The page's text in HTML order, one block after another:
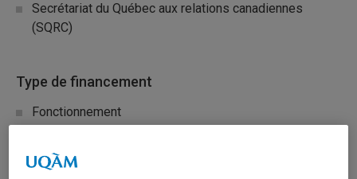
Secrétariat du Québec aux relations canadiennes
(SQRC)
Type de financement
Fonctionnement
et diffusion)